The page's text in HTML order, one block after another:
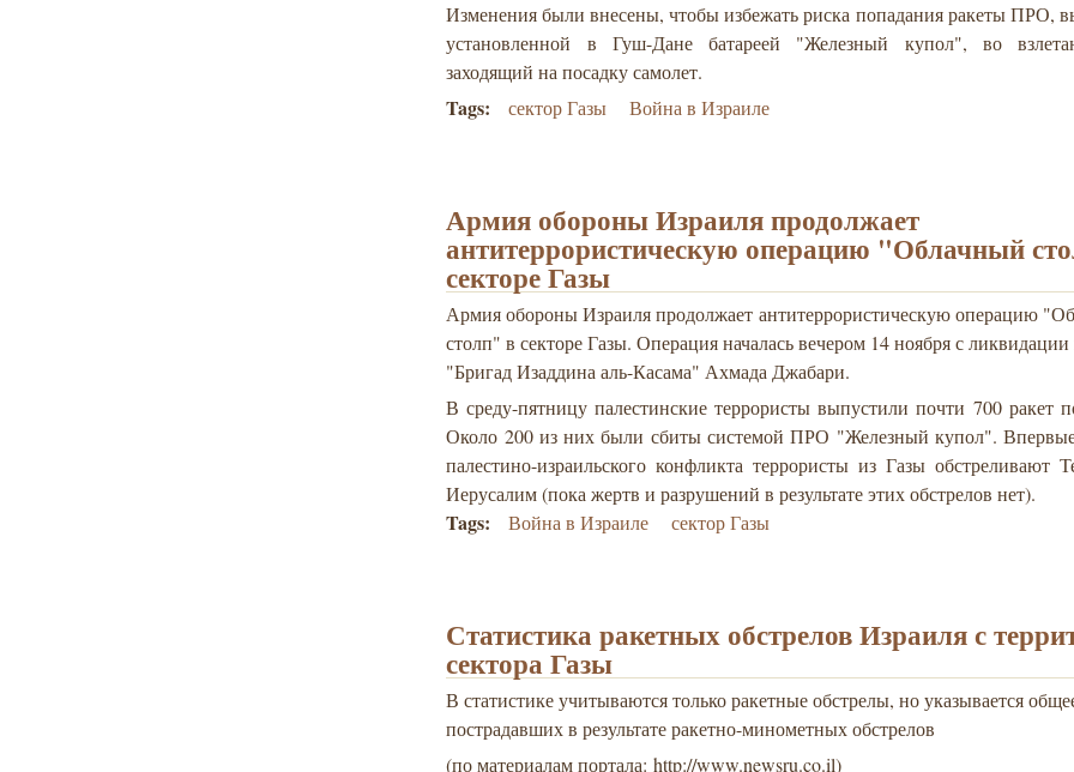
Изменения были внесены, чтобы избежать риска попадания ракеты ПРО,
установленной в Гуш-Дане батареей "Железный купол", во
заходящий на посадку самолет.
Tags: сектор Газы Война в Израиле
Армия обороны Израиля продолжает
антитеррористическую операцию "Облачный
секторе Газы
Армия обороны Израиля продолжает антитеррористическую операцию
столп" в секторе Газы. Операция началась вечером 14 ноября с ликвидации
"Бригад Изаддина аль-Касама" Ахмада Джабари.
В среду-пятницу палестинские террористы выпустили почти 700 ракет
Около 200 из них были сбиты системой ПРО "Железный купол".
палестино-израильского конфликта террористы из Газы обстреливают
Иерусалим (пока жертв и разрушений в результате этих обстрелов нет).
Tags: Война в Израиле сектор Газы
Статистика ракетных обстрелов Израиля с
сектора Газы
В статистике учитываются только ракетные обстрелы, но указывается
пострадавших в результате ракетно-минометных обстрелов
(по материалам портала: http://www.newsru.co.il)